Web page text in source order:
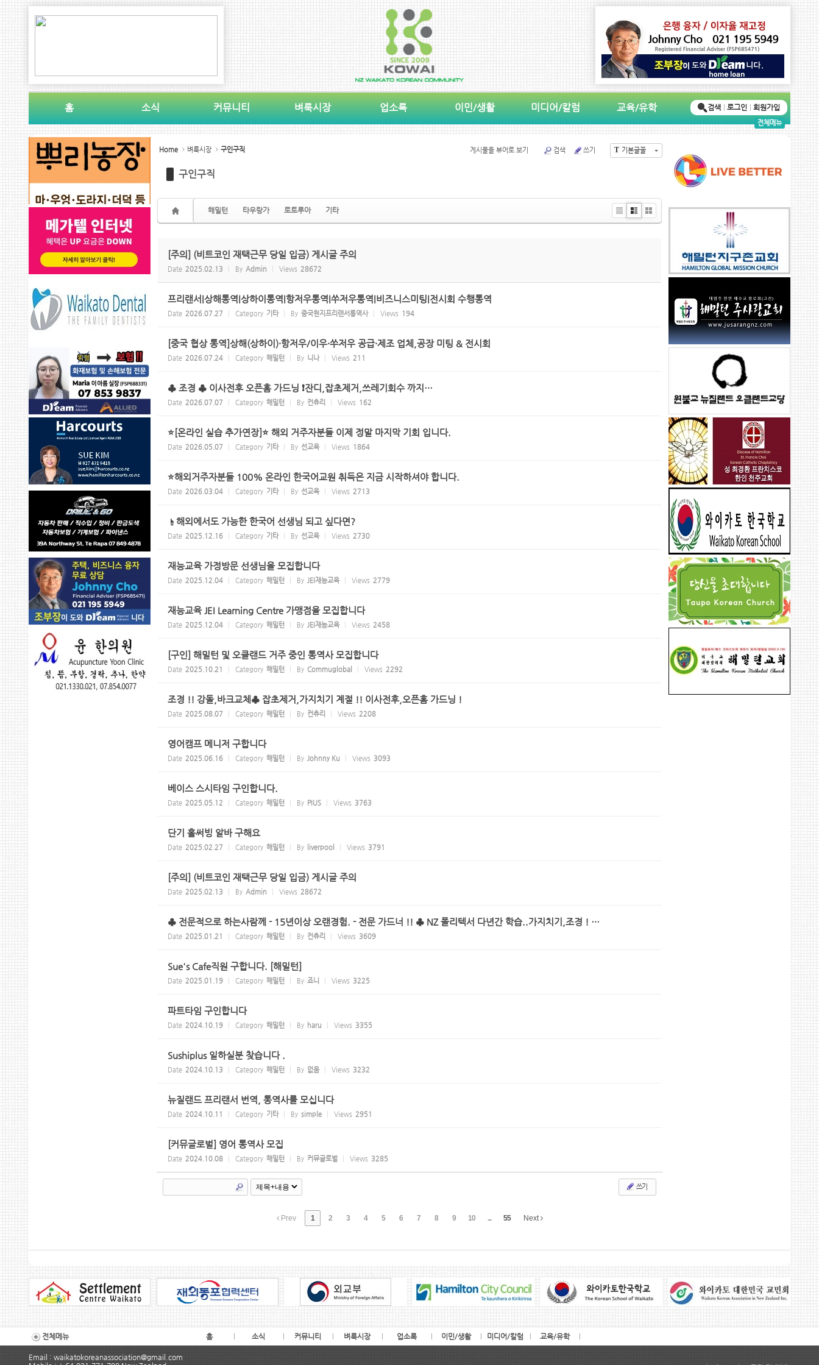
홈 소식 커뮤니티 벼룩시장 업소록 이민/생활 미디어/칼럼 교육/유학 검색 로그인 회원가입
전체메뉴
Home 벼룩시장 구인구직 T 기본글꼴
게시물을 뷰어로 보기 검색 쓰기
구인구직
해밀턴 타우랑가 로토루아
기타
Li
Zi
G
[주의] (비트코인 재택근무 당일 입금) 게시글 주의
Date 2025.02.13 By Admin Views 28672
프리랜서|상해통역|상하이통역|항저우통역|쑤저우통역|비즈니스미팅|전시회 수행통역
Date 2026.07.27 Category 기타 By 중국현지프리랜서통역사 Views 194
[중국 협상 통역]상해(상하이)·항저우/이우·쑤저우 공급·제조 업체,공장 미팅 & 전시회
Date 2026.07.24 Category 해밀턴 By 니나 Views 211
♣ 조경 ♣ 이사전후 오픈홈 가드닝 ❗잔디,잡초제거,쓰레기회수 까지…
Date 2026.07.07 Category 해밀턴 By 컨츄리 Views 162
⭐[온라인 실습 추가연장]⭐ 해외 거주자분들 이제 정말 마지막 기회 입니다.
Date 2026.05.07 Category 기타 By 선교육 Views 1864
⭐해외거주자분들 100% 온라인 한국어교원 취득은 지금 시작하셔야 합니다.
Date 2026.03.04 Category 기타 By 선교육 Views 2713
☝️해외에서도 가능한 한국어 선생님 되고 싶다면?
Date 2025.12.16 Category 기타 By 선교육 Views 2730
재능교육 가정방문 선생님을 모집합니다
Date 2025.12.04 Category 해밀턴 By JEI재능교육 Views 2779
재능교육 JEI Learning Centre 가맹점을 모집합니다
Date 2025.12.04 Category 해밀턴 By JEI재능교육 Views 2458
[구인] 해밀턴 및 오클랜드 거주 중인 통역사 모집합니다
Date 2025.10.21 Category 해밀턴 By Commuglobal Views 2292
조경 !! 강돌,바크교체♣ 잡초제거,가지치기 계절 !! 이사전후,오픈홈 가드닝 !
Date 2025.08.07 Category 해밀턴 By 컨츄리 Views 2208
영어캠프 메니저 구합니다
Date 2025.06.16 Category 해밀턴 By Johnny Ku Views 3093
베이스 스시타임 구인합니다.
Date 2025.05.12 Category 해밀턴 By PIUS Views 3763
단기 홀써빙 알바 구해요
Date 2025.02.27 Category 해밀턴 By liverpool Views 3791
[주의] (비트코인 재택근무 당일 입금) 게시글 주의
Date 2025.02.13 By Admin Views 28672
♣ 전문적으로 하는사람께 - 15년이상 오랜경험. - 전문 가드너 !! ♣ NZ 폴리텍서 다년간 학습..가지치기,조경 ! …
Date 2025.01.21 Category 해밀턴 By 컨츄리 Views 3609
Sue's Cafe직원 구합니다. [해밀턴]
Date 2025.01.19 Category 해밀턴 By 죠니 Views 3225
파트타임 구인합니다
Date 2024.10.19 Category 해밀턴 By haru Views 3355
Sushiplus 일하실분 찾습니다 .
Date 2024.10.13 Category 해밀턴 By 없음 Views 3232
뉴질랜드 프리랜서 번역, 통역사를 모십니다
Date 2024.10.11 Category 기타 By simple Views 2951
[커뮤글로벌] 영어 통역사 모집
Date 2024.10.08 Category 해밀턴 By 커뮤글로벌 Views 3285
쓰기
Prev 1 2 3 4 5 6 7 8 9 10 ... 55 Next
홈 소식 커뮤니티 벼룩시장 업소록 이민/생활 미디어/칼럼 교육/유학
전체메뉴
Email : waikatokoreanassociation@gmail.com
Sketchbook5, 스케치북5
Sketchbook5, 스케치북5
Sketchbook5, 스케치북5
Sketchbook5, 스케치북5